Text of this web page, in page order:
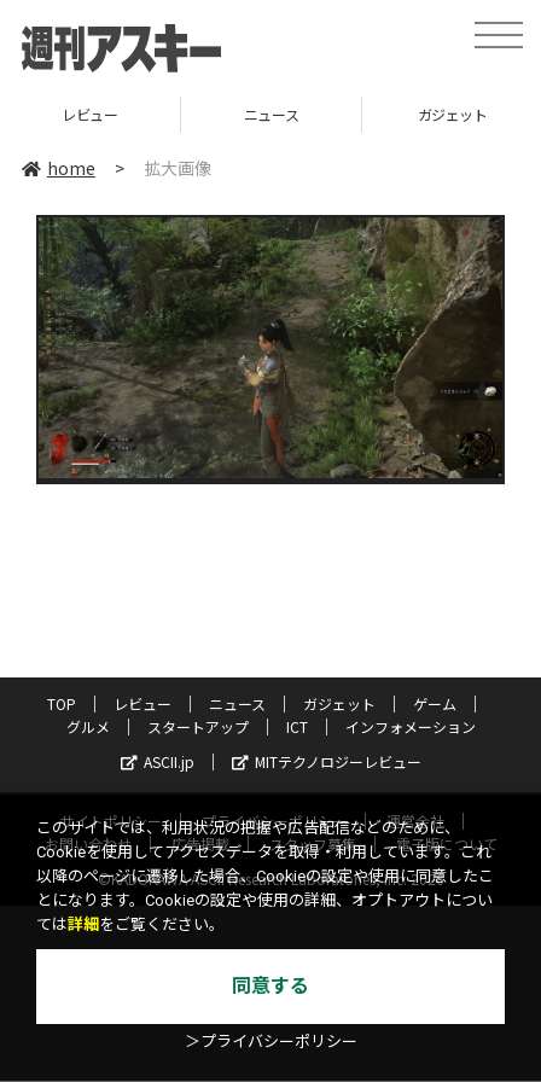
toggle
レビュー ニュース ガジェット
home > 拡大画像
TOP レビュー ニュース ガジェット
ゲーム
グルメ
スタートアップ ICT
インフォメーション
ASCII.jp
MITテクノロジーレビュー
サイトポリシー プライバシーポリシー
運営会社
お問い合わせ
広告掲載 スタッフ募集
電子版について
©KADOKAWA ASCII Research Laboratories, Inc. 2026
このサイトでは、利用状況の把握や広告配信などのために、
Cookieを使用してアクセスデータを取得・利用しています。これ
以降のページに遷移した場合、Cookieの設定や使用に同意したこ
とになります。Cookieの設定や使用の詳細、オプトアウトについ
ては詳細 をご覧ください。
同意する
＞プライバシーポリシー